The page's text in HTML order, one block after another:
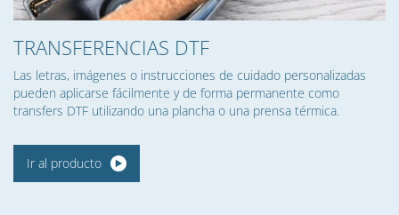
TRANSFERENCIAS DTF
Las letras, imágenes o instrucciones de cuidado personalizadas
pueden aplicarse fácilmente y de forma permanente como
transfers DTF utilizando una plancha o una prensa térmica.
Ir al producto